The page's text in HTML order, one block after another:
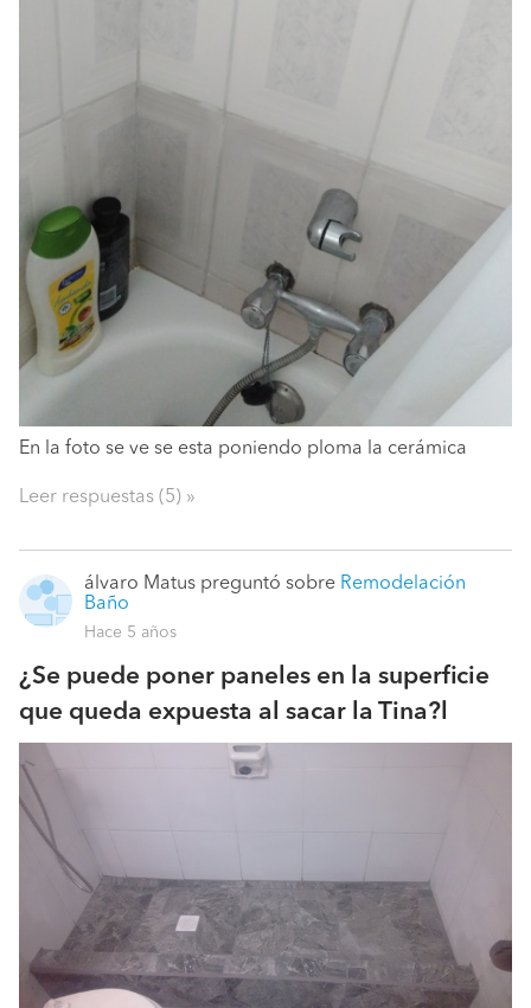
En la foto se ve se esta poniendo ploma la cerámica
Leer respuestas (5) »
álvaro Matus preguntó sobre Remodelación
Baño
Hace 5 años
¿Se puede poner paneles en la superficie
que queda expuesta al sacar la Tina?l